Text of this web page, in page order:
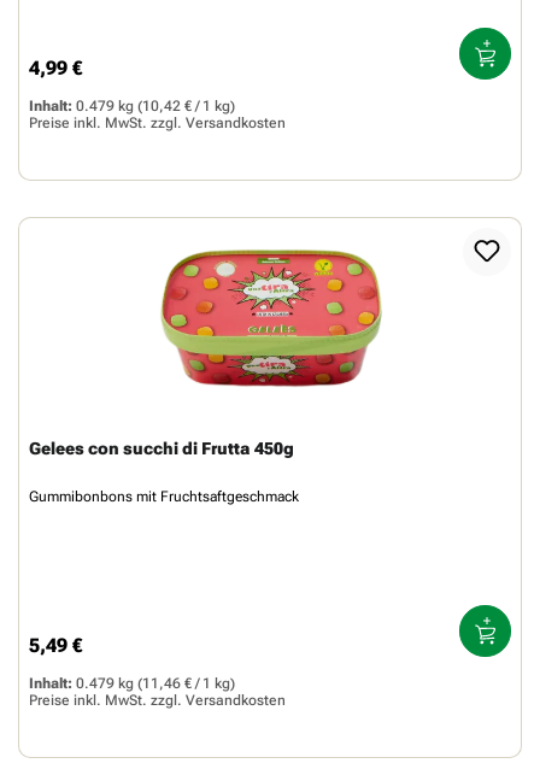
Regulärer Preis:
4,99 €
Inhalt: 0.479 kg (10,42 € / 1 kg)
Preise inkl. MwSt. zzgl. Versandkosten
Gelees con succhi di Frutta 450g
Gummibonbons mit Fruchtsaftgeschmack
Regulärer Preis:
5,49 €
Inhalt: 0.479 kg (11,46 € / 1 kg)
Preise inkl. MwSt. zzgl. Versandkosten